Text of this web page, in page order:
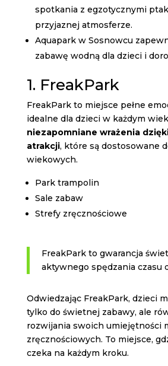
spotkania z egzotycznymi
przyjaznej atmosferze.
Aquapark w Sosnowcu
zabawę wodną dla dzieci i
1. FreakPark
FreakPark to miejsce pełne
idealne dla dzieci w każdym
niezapomniane wrażenia
atrakcji, które są dostosowane
wiekowych.
Park trampolin
Sale zabaw
Strefy zręcznościowe
FreakPark to gwarancja
aktywnego spędzania czasu
Odwiedzając FreakPark, dzieci
tylko do świetnej zabawy, ale
rozwijania swoich umiejętności
zręcznościowych. To miejsce,
czeka na każdym kroku.